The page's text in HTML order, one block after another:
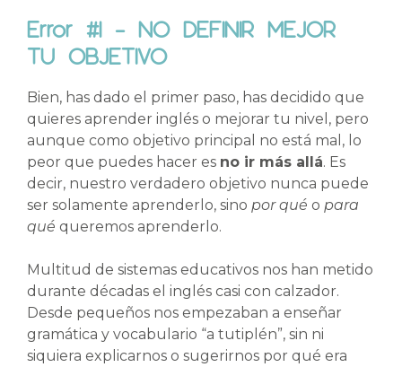
Error #1 – NO DEFINIR MEJOR
TU OBJETIVO
Bien, has dado el primer paso, has decidido que
quieres aprender inglés o mejorar tu nivel, pero
aunque como objetivo principal no está mal, lo
peor que puedes hacer es no ir más allá. Es
decir, nuestro verdadero objetivo nunca puede
ser solamente aprenderlo, sino por qué o para
qué queremos aprenderlo.
Multitud de sistemas educativos nos han metido
durante décadas el inglés casi con calzador.
Desde pequeños nos empezaban a enseñar
gramática y vocabulario “a tutiplén”, sin ni
siquiera explicarnos o sugerirnos por qué era